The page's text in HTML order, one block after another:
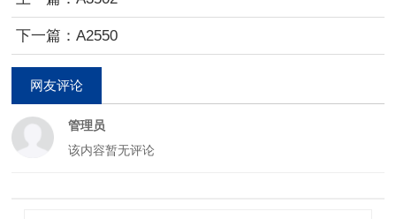
下一篇：A2550
网友评论
管理员
该内容暂无评论